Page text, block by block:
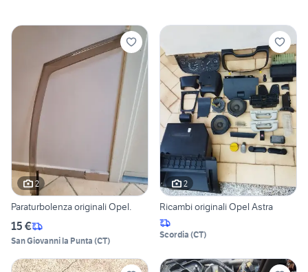
2
Paraturbolenza originali Opel.
15 €
San Giovanni la Punta (CT)
2
Ricambi originali Opel Astra
Scordia (CT)